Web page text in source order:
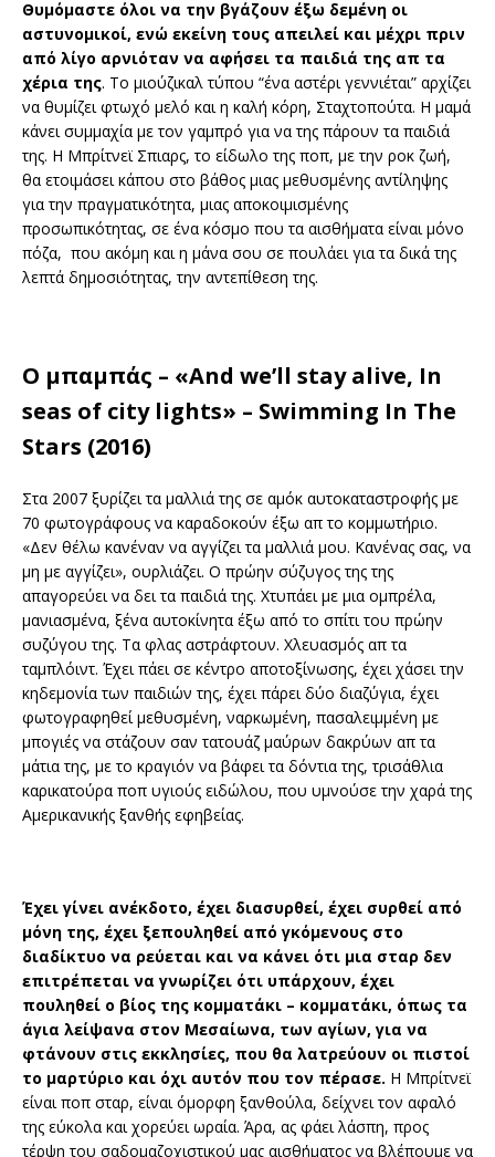
Θυμόμαστε όλοι να την βγάζουν έξω δεμένη οι
αστυνομικοί, ενώ εκείνη τους απειλεί και μέχρι πριν
από λίγο αρνιόταν να αφήσει τα παιδιά της απ τα
χέρια της. Το μιούζικαλ τύπου “ένα αστέρι γεννιέται” αρχίζει
να θυμίζει φτωχό μελό και η καλή κόρη, Σταχτοπούτα. Η μαμά
κάνει συμμαχία με τον γαμπρό για να της πάρουν τα παιδιά
της. Η Μπρίτνεϊ Σπιαρς, το είδωλο της ποπ, με την ροκ ζωή,
θα ετοιμάσει κάπου στο βάθος μιας μεθυσμένης αντίληψης
για την πραγματικότητα, μιας αποκοιμισμένης
προσωπικότητας, σε ένα κόσμο που τα αισθήματα είναι μόνο
πόζα, που ακόμη και η μάνα σου σε πουλάει για τα δικά της
λεπτά δημοσιότητας, την αντεπίθεση της.
Ο μπαμπάς – «And we’ll stay alive, In
seas of city lights» – Swimming In The
Stars (2016)
Στα 2007 ξυρίζει τα μαλλιά της σε αμόκ αυτοκαταστροφής με
70 φωτογράφους να καραδοκούν έξω απ το κομμωτήριο.
«Δεν θέλω κανέναν να αγγίζει τα μαλλιά μου. Κανένας σας, να
μη με αγγίζει», ουρλιάζει. Ο πρώην σύζυγος της της
απαγορεύει να δει τα παιδιά της. Χτυπάει με μια ομπρέλα,
μανιασμένα, ξένα αυτοκίνητα έξω από το σπίτι του πρώην
συζύγου της. Τα φλας αστράφτουν. Χλευασμός απ τα
ταμπλόιντ. Έχει πάει σε κέντρο αποτοξίνωσης, έχει χάσει την
κηδεμονία των παιδιών της, έχει πάρει δύο διαζύγια, έχει
φωτογραφηθεί μεθυσμένη, ναρκωμένη, πασαλειμμένη με
μπογιές να στάζουν σαν τατουάζ μαύρων δακρύων απ τα
μάτια της, με το κραγιόν να βάφει τα δόντια της, τρισάθλια
καρικατούρα ποπ υγιούς ειδώλου, που υμνούσε την χαρά της
Αμερικανικής ξανθής εφηβείας.
Έχει γίνει ανέκδοτο, έχει διασυρθεί, έχει συρθεί από
μόνη της, έχει ξεπουληθεί από γκόμενους στο
διαδίκτυο να ρεύεται και να κάνει ότι μια σταρ δεν
επιτρέπεται να γνωρίζει ότι υπάρχουν, έχει
πουληθεί ο βίος της κομματάκι – κομματάκι, όπως τα
άγια λείψανα στον Μεσαίωνα, των αγίων, για να
φτάνουν στις εκκλησίες, που θα λατρεύουν οι πιστοί
το μαρτύριο και όχι αυτόν που τον πέρασε. Η Μπρίτνεϊ
είναι ποπ σταρ, είναι όμορφη ξανθούλα, δείχνει τον αφαλό
της εύκολα και χορεύει ωραία. Άρα, ας φάει λάσπη, προς
τέρψη του σαδομαζοχιστικού μας αισθήματος να βλέπουμε να